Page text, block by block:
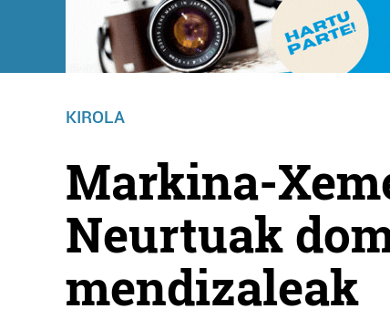
KIROLA
Markina-
Neurtuak
mendizaleak